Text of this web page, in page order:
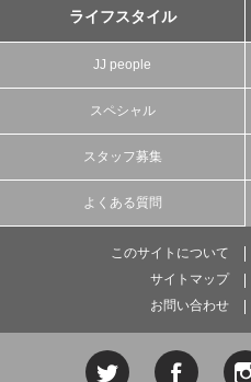
ライフスタイル
JJ people
スペシャル
スタッフ募集
よくある質問
このサイトについて
サイトマップ
お問い合わせ